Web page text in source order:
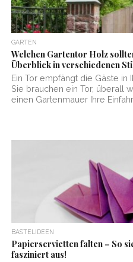
GARTEN
Welchen Gartentor Holz
Überblick in verschiedenen
Ein Tor empfängt die Gäste in
Sie brauchen ein Tor, überall
einen Gartenmauer Ihre
BASTELIDEEN
Papierservietten falten – So
fasziniert aus!